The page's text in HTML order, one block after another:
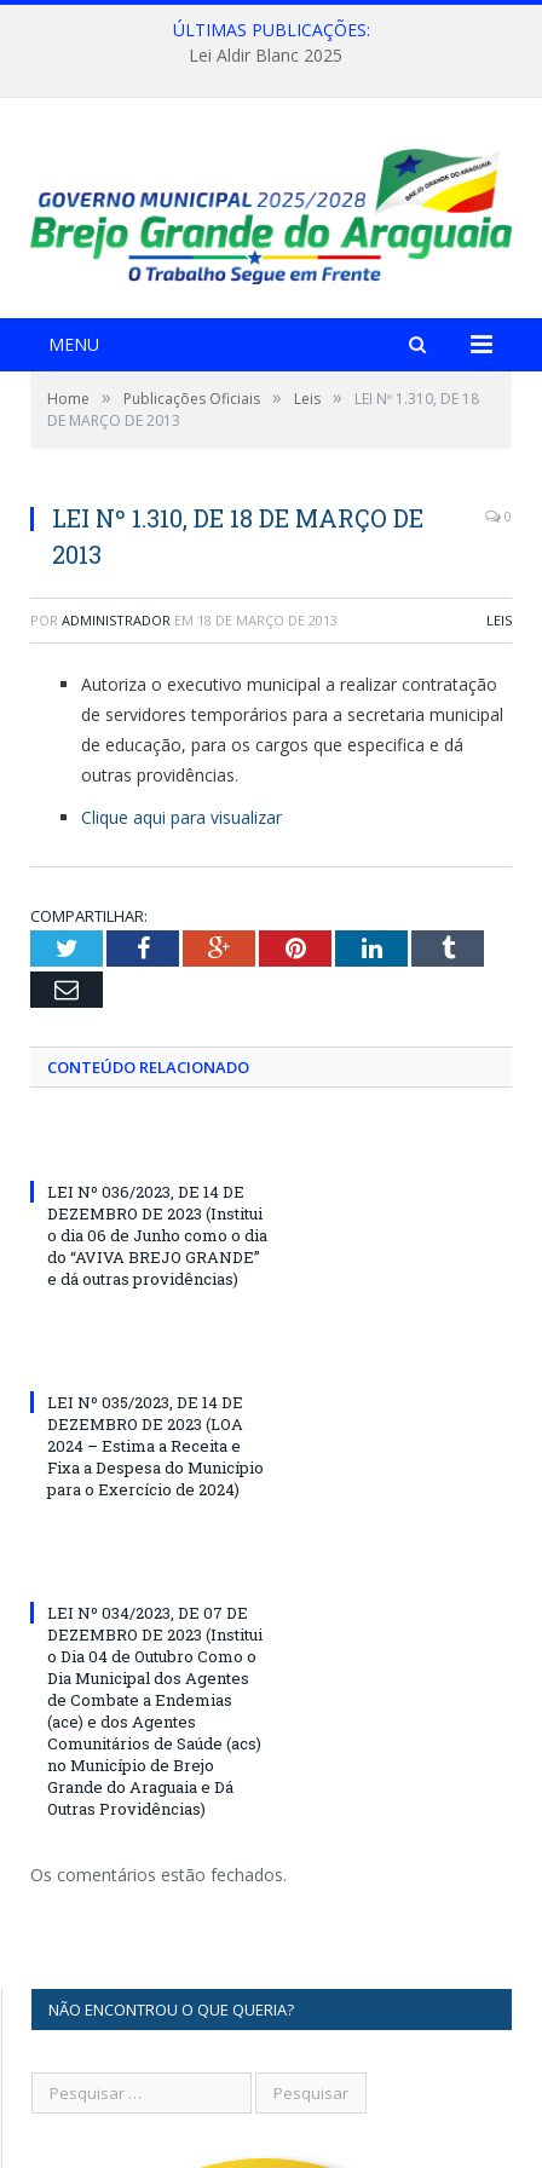
ÚLTIMAS PUBLICAÇÕES:
Lei Aldir Blanc 2025
MENU
Home » Publicações Oficiais » Leis »
LEI Nº 1.310, DE 18
DE MARÇO DE 2013
LEI Nº 1.310, DE 18 DE MARÇO DE
2013
0
POR ADMINISTRADOR EM 18 DE MARÇO DE 2013 LEIS
Autoriza o executivo municipal a realizar contratação
de servidores temporários para a secretaria municipal
de educação, para os cargos que especifica e dá
outras providências.
Clique aqui para visualizar
COMPARTILHAR:
TwitterFacebookGoogle+PinterestLinkedInTumblr
Email
CONTEÚDO RELACIONADO
LEI Nº 036/2023, DE 14 DE
DEZEMBRO DE 2023 (Institui
o dia 06 de Junho como o dia
do “AVIVA BREJO GRANDE”
e dá outras providências)
LEI Nº 035/2023, DE 14 DE
DEZEMBRO DE 2023 (LOA
2024 – Estima a Receita e
Fixa a Despesa do Município
para o Exercício de 2024)
LEI Nº 034/2023, DE 07 DE
DEZEMBRO DE 2023 (Institui
o Dia 04 de Outubro Como o
Dia Municipal dos Agentes
de Combate a Endemias
(ace) e dos Agentes
Comunitários de Saúde (acs)
no Município de Brejo
Grande do Araguaia e Dá
Outras Providências)
Os comentários estão fechados.
NÃO ENCONTROU O QUE QUERIA?